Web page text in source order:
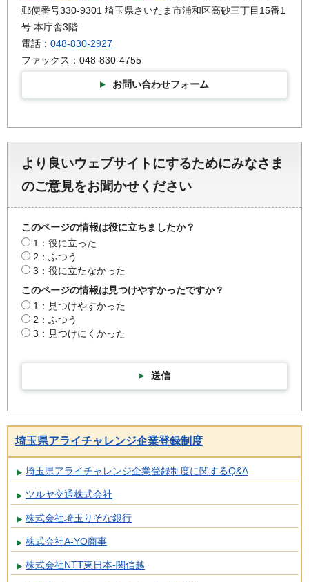
郵便番号330-9301 埼玉県さいたま市浦和区高砂三丁目15番1
号 本庁舎3階
電話： 048-830-2927
ファックス：048-830-4755
お問い合わせフォーム
より良いウェブサイトにするためにみなさま
のご意見をお聞かせください
このページの情報は役に立ちましたか？
1：役に立った
2：ふつう
3：役に立たなかった
このページの情報は見つけやすかったですか？
1：見つけやすかった
2：ふつう
3：見つけにくかった
送信
埼玉県アライチャレンジ企業登録制度
埼玉県アライチャレンジ企業登録制度に関するQ&A
ツルヤ交通株式会社
株式会社埼玉りそな銀行
株式会社A-YO商事
株式会社NTT東日本-関信越